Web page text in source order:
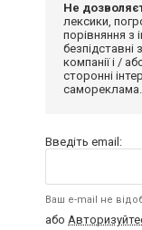
Не
лексики,
порівняння з
компанії і /
сторонні
самореклама.
Введіть email:
Ваш e-mail не
або